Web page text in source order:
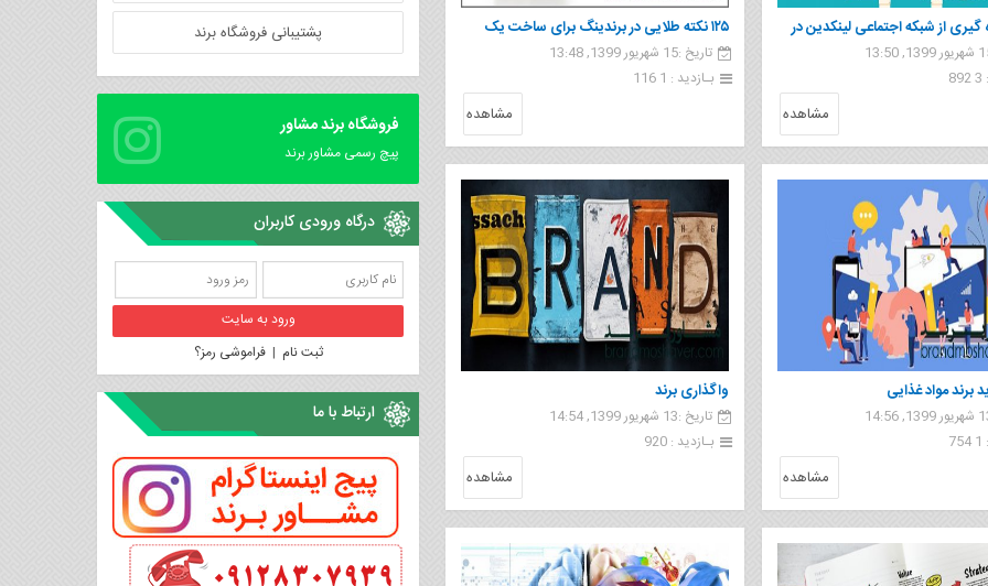
از شبکه اجتماعی لینکدین در
برندینگ شخصی و شبکه سازی
مشاهده
۱۲۵ نکته طلایی در برندینگ برای ساخت یک
برند قوی و محبوب
تاریخ :15 شهریور 1399, 13:48
بـازدید : 1 116
مشاهده
برند مواد غذایی
مشاهده
واگذاری برند
تاریخ :13 شهریور 1399, 14:54
بـازدید : 920
مشاهده
پشتیبانی فروشگاه برند
فروشگاه برند مشاور
پیچ رسمی مشاور برند
درگاه ورودی کاربران
ثبت نام |فراموشی رمز؟
ارتباط با ما